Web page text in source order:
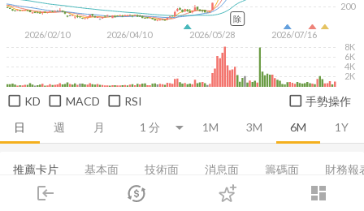
login dashboard
市場 登入
日 週 月 1M 3M 6M 1Y
2026/02/10 2026/04/10 2026/05/28 2026/07/16
200
2K
4K
6K
8K
除
KD MACD RSI 手勢操作
推薦卡片 基本面 技術面 消息面 籌碼面 財務報
董監持股 EPS